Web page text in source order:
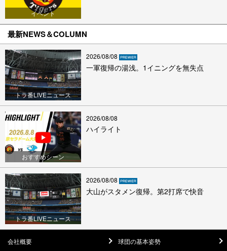
イベント
最新NEWS＆COLUMN
トラ番LIVEニュース
2026/08/08
一軍復帰の湯浅。1イニングを無失点
おすすめシーン
2026/08/08
ハイライト
トラ番LIVEニュース
2026/08/08
大山がスタメン復帰。第2打席で快音
会社概要
球団の基本姿勢